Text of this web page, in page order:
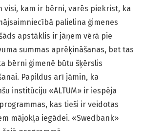
visi, kam ir bērni, varēs piekrist, ka
palielina ģimenes
apstāklis ir jāņem vērā pie
summas aprēķināšanas, bet tas
bērni ģimenē būtu šķērslis
Papildus arī jāmin, ka
institūciju «ALTUM» ir iespēja
kas tieši ir veidotas
mājokļa iegādei. «Swedbank»